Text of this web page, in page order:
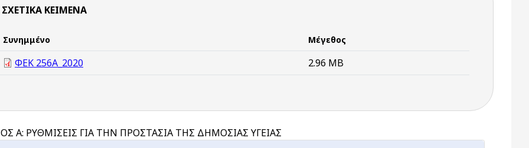
ΣΧΕΤΙΚΆ ΚΕΊΜΕΝΑ
Συνημμένο Μέγεθος
ΦΕΚ 256Α_2020 2.96 MB
Α: ΡΥΘΜΙΣΕΙΣ ΓΙΑ ΤΗΝ ΠΡΟΣΤΑΣΙΑ ΤΗΣ ΔΗΜΟΣΙΑΣ ΥΓΕΙΑΣ